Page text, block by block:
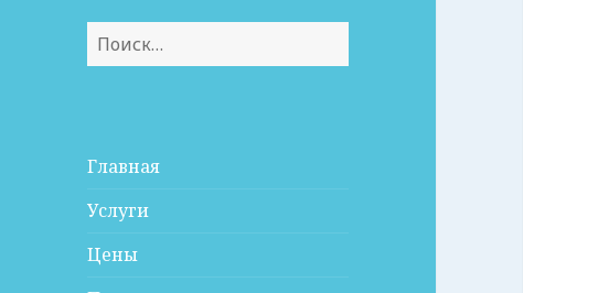
Найти:
Главная
Услуги
Цены